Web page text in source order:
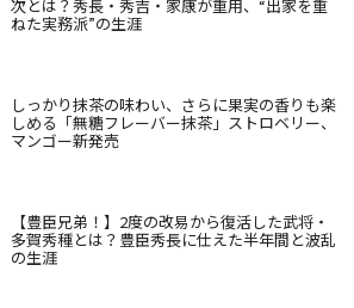
次とは？秀長・秀吉・家康が重用、“出家を重
ねた実務派”の生涯
しっかり抹茶の味わい、さらに果実の香りも楽
しめる「無糖フレーバー抹茶」ストロベリー、
マンゴー新発売
【豊臣兄弟！】2度の改易から復活した武将・
多賀秀種とは？豊臣秀長に仕えた半年間と波乱
の生涯